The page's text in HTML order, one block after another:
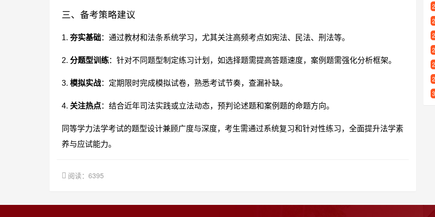
三、备考策略建议
1. 夯实基础：通过教材和法条系统学习，尤其关注高频考点如宪法、民法、刑法等。
2. 分题型训练：针对不同题型制定练习计划，如选择题需提高答题速度，案例题需强化分析框架。
3. 模拟实战：定期限时完成模拟试卷，熟悉考试节奏，查漏补缺。
4. 关注热点：结合近年司法实践或立法动态，预判论述题和案例题的命题方向。
同等学力法学考试的题型设计兼顾广度与深度，考生需通过系统复习和针对性练习，全面提升法学素
养与应试能力。
阅读：6395